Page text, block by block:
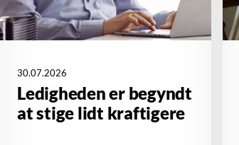
30.07.2026
Ledigheden er begyndt
at stige lidt kraftigere